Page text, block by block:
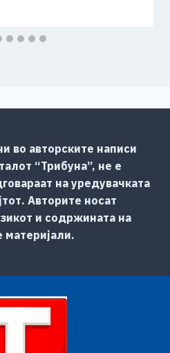
во авторските написи
“Трибуна”, не е
на уредувачката
Авторите носат
и содржината на
материјали.